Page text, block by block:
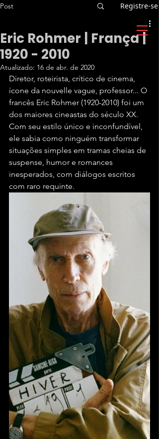
Post Registre-se
Eric Rohmer | França |
1920 - 2010
Atualizado: 16 de abr. de 2020
Diretor, roteirista, crítico de cinema,
ícone da nouvelle vague, professor... O
francês Eric Rohmer (1920-2010) foi um
dos maiores cineastas do século XX.
Com seu estilo único e inconfundível,
ele sabia como ninguém transformar
situações simples em tramas cheias de
suspense, humor e romances
inesperados, com diálogos escritos
com raro requinte.